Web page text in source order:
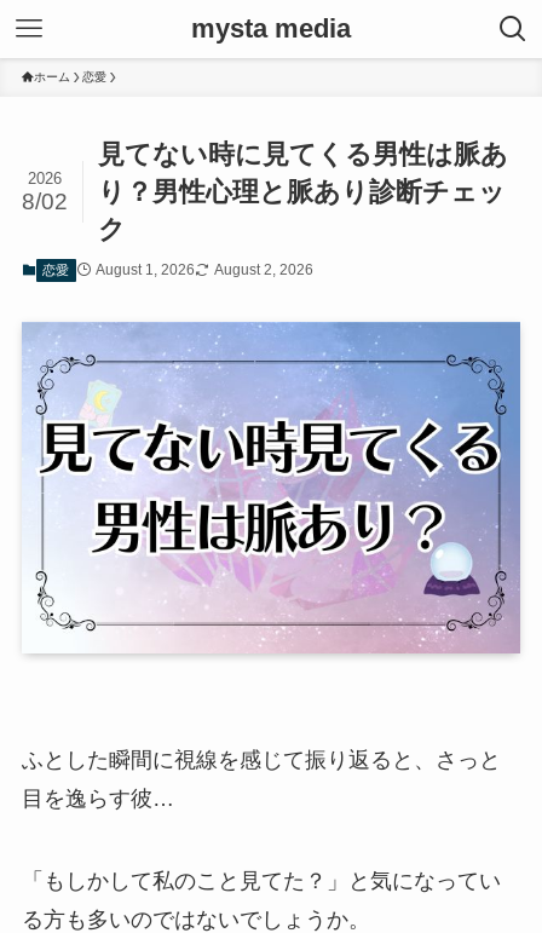
mysta media
ホーム 恋愛
見てない時に見てくる男性は脈あ
り？男性心理と脈あり診断チェッ
ク
2026
8/02
恋愛 August 1, 2026 August 2, 2026
ふとした瞬間に視線を感じて振り返ると、さっと
目を逸らす彼…
「もしかして私のこと見てた？」と気になってい
る方も多いのではないでしょうか。